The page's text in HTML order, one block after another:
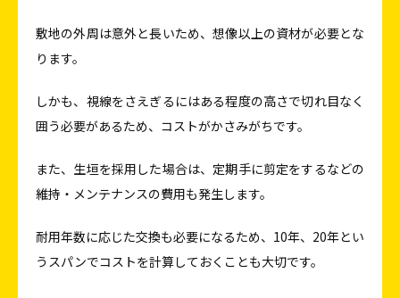
敷地の外周は意外と長いため、想像以上の資材が必要とな
ります。
しかも、視線をさえぎるにはある程度の高さで切れ目なく
囲う必要があるため、コストがかさみがちです。
また、生垣を採用した場合は、定期手に剪定をするなどの
維持・メンテナンスの費用も発生します。
耐用年数に応じた交換も必要になるため、10年、20年とい
うスパンでコストを計算しておくことも大切です。